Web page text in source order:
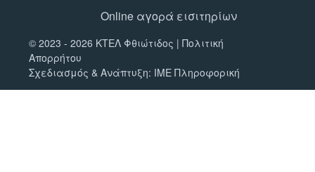
Online αγορά εισιτηρίων
© 2023 - 2026 ΚΤΕΛ Φθιώτιδος |Πολιτική
Απορρήτου
Σχεδιασμός & Ανάπτυξη: ΙΜΕ Πληροφορική